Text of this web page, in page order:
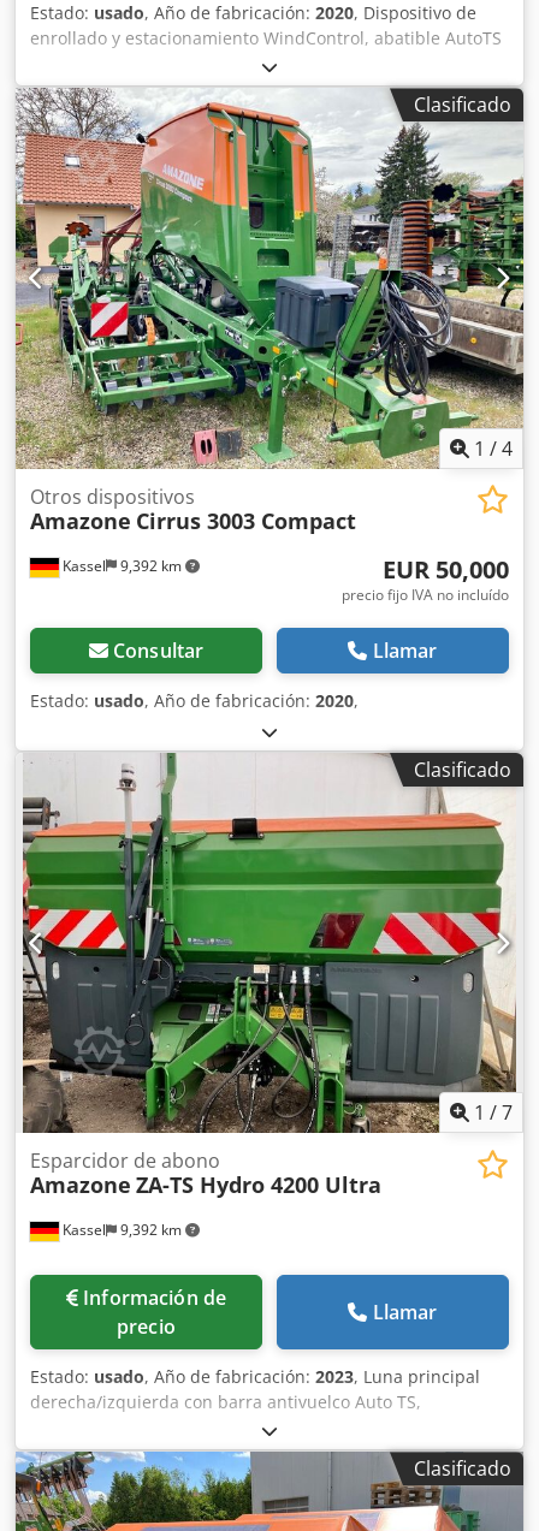
Estado: usado, Año de fabricación: 2020, Dispositivo de
enrollado y estacionamiento WindControl, abatible AutoTS
en ambos lados / Barrera de protección de tubos en L
Sensor de inclinación para sistema de pesaje FlowCheck
Alfombrillas EasyCheck, 16 unidades / pieza Guardabarros
en L y escaleras Iluminación LED Lona enrollable de
cobertura L / Juego de palas esparcidoras TS Cedperxr
Uysfx Al Rerf
Clasificado
1 /4
Kassel 9,392 km
Otros dispositivos
Amazone Cirrus 3003 Compact
EUR 50,000
precio fijo IVA no incluído
Consultar Llamar
Estado: usado, Año de fabricación: 2020,
Clasificado
1 /7
Kassel 9,392 km
Esparcidor de abono
Amazone ZA-TS Hydro 4200 Ultra
Información de
precio
Llamar
Estado: usado, Año de fabricación: 2023, Luna principal
derecha/izquierda con barra antivuelco Auto TS,
dispositivo parcial / abatible, montado de fábrica. Sensor
de inclinación para sistema de pesaje electrónico / ajuste
del sistema de guía. Componentes de instalación para
sistema de pesaje profesional para dispositivos base ZA
Clasificado